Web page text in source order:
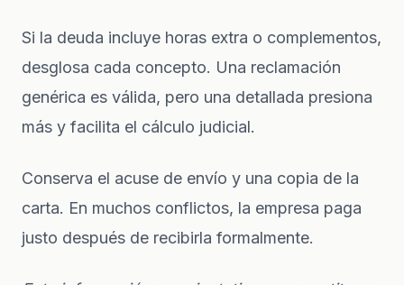
Si la deuda incluye horas extra o complementos,
desglosa cada concepto. Una reclamación
genérica es válida, pero una detallada presiona
más y facilita el cálculo judicial.
Conserva el acuse de envío y una copia de la
carta. En muchos conflictos, la empresa paga
justo después de recibirla formalmente.